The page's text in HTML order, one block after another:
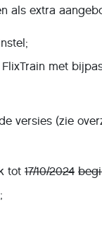
als extra
met
versies (zie
tot 17/10/2024